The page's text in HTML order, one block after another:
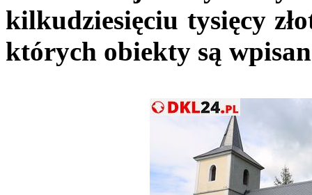
kilkudziesięciu tysięcy
których obiekty są